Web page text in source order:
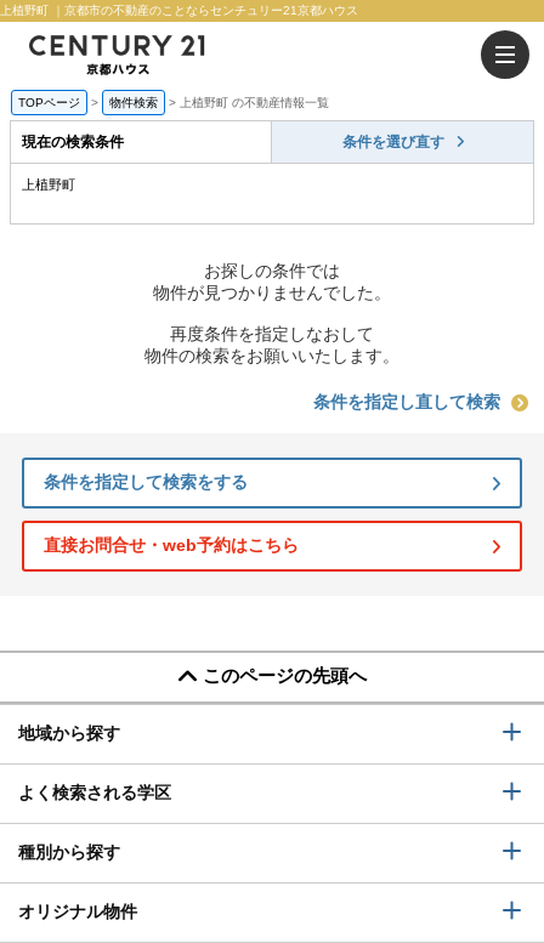
上植野町 ｜京都市の不動産のことならセンチュリー21京都ハウス
TOPページ 物件検索 上植野町 の不動産情報一覧
現在の検索条件 条件を選び直す
上植野町
お探しの条件では
物件が見つかりませんでした。
再度条件を指定しなおして
物件の検索をお願いいたします。
条件を指定し直して検索
条件を指定して検索をする
直接お問合せ・web予約はこちら
このページの先頭へ
地域から探す
よく検索される学区
種別から探す
オリジナル物件